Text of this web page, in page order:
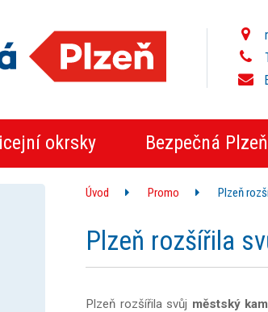
okrsky Bezpečná Plzeň
Úvod Promo Plzeň
Plzeň rozšířila
Plzeň rozšířila svůj městský